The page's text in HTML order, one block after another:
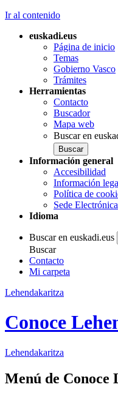
Ir al contenido
euskadi.eus
Página de inicio
Temas
Gobierno Vasco
Trámites
Herramientas
Contacto
Buscador
Mapa web
Buscar en
Información general
Accesibilidad
Información
Política de
Sede Electrónica
Idioma
Buscar en euskadi.eus
Buscar
Contacto
Mi carpeta
Lehendakaritza
Conoce
Lehendakaritza
Menú de Conoce